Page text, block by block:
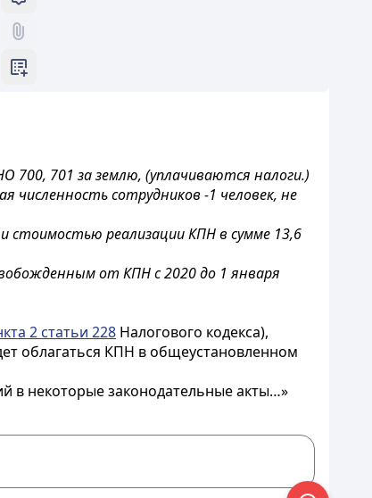
701 за землю, (уплачиваются налоги.)
численность сотрудников -1 человек, не
стоимостью реализации КПН в сумме 13,6
от КПН с 2020 до 1 января
2 статьи 228 Налогового кодекса),
облагаться КПН в общеустановленном
в некоторые законодательные акты…»